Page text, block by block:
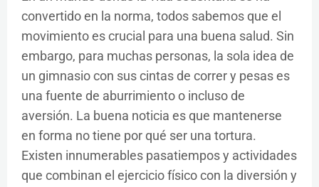
convertido en la norma, todos sabemos que el
movimiento es crucial para una buena salud. Sin
embargo, para muchas personas, la sola idea de
un gimnasio con sus cintas de correr y pesas es
una fuente de aburrimiento o incluso de
aversión. La buena noticia es que mantenerse
en forma no tiene por qué ser una tortura.
Existen innumerables pasatiempos y actividades
que combinan el ejercicio físico con la diversión y